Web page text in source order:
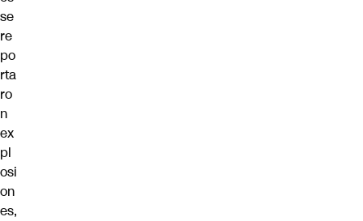
se
re
po
rta
ro
n
ex
pl
osi
on
es,